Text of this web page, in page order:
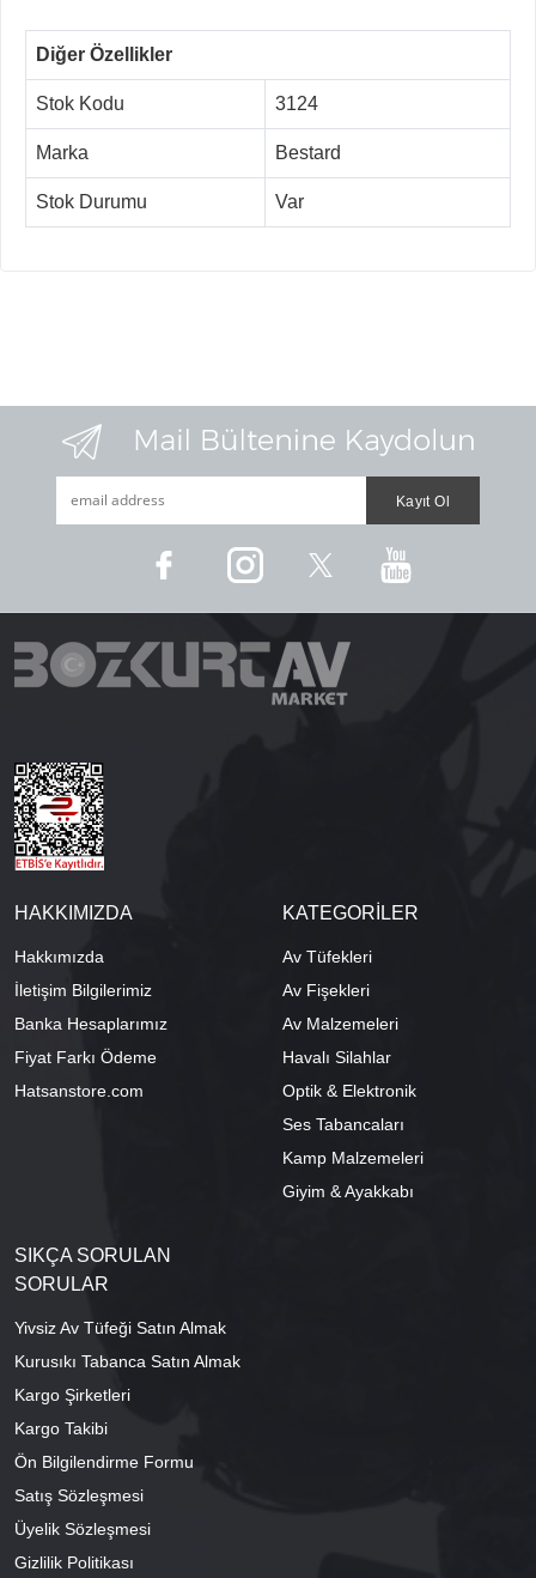
Diğer Özellikler
Stok Kodu 3124
Marka Bestard
Stok Durumu Var
HAKKIMIZDA
Hakkımızda
İletişim Bilgilerimiz
Banka Hesaplarımız
Fiyat Farkı Ödeme
Hatsanstore.com
KATEGORİLER
Av Tüfekleri
Av Fişekleri
Av Malzemeleri
Havalı Silahlar
Optik & Elektronik
Ses Tabancaları
Kamp Malzemeleri
Giyim & Ayakkabı
SIKÇA SORULAN
SORULAR
Yivsiz Av Tüfeği Satın Almak
Kurusıkı Tabanca Satın Almak
Kargo Şirketleri
Kargo Takibi
Ön Bilgilendirme Formu
Satış Sözleşmesi
Üyelik Sözleşmesi
Gizlilik Politikası